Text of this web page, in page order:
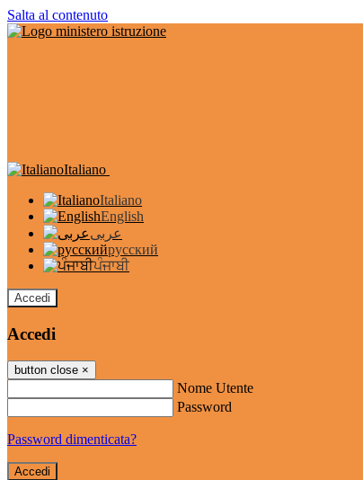
Salta al contenuto
Italiano
Italiano
English
عربى
русский
ਪੰਜਾਬੀ
Accedi
Accedi
button close ×
Nome Utente
Password
Password dimenticata?